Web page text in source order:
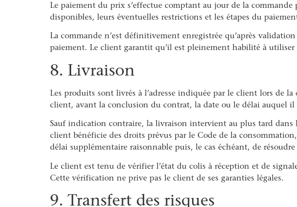
Le paiement du prix s’effectue comptant au jour de la
disponibles, leurs éventuelles restrictions et les étapes du
La commande n’est définitivement enregistrée qu’après
paiement. Le client garantit qu’il est pleinement habilité à
8. Livraison
Les produits sont livrés à l’adresse indiquée par le client lors de
client, avant la conclusion du contrat, la date ou le délai auquel il
Sauf indication contraire, la livraison intervient au plus tard
client bénéficie des droits prévus par le Code de la
délai supplémentaire raisonnable puis, le cas échéant, de
Le client est tenu de vérifier l’état du colis à réception et de
Cette vérification ne prive pas le client de ses garanties légales.
9. Transfert des risques